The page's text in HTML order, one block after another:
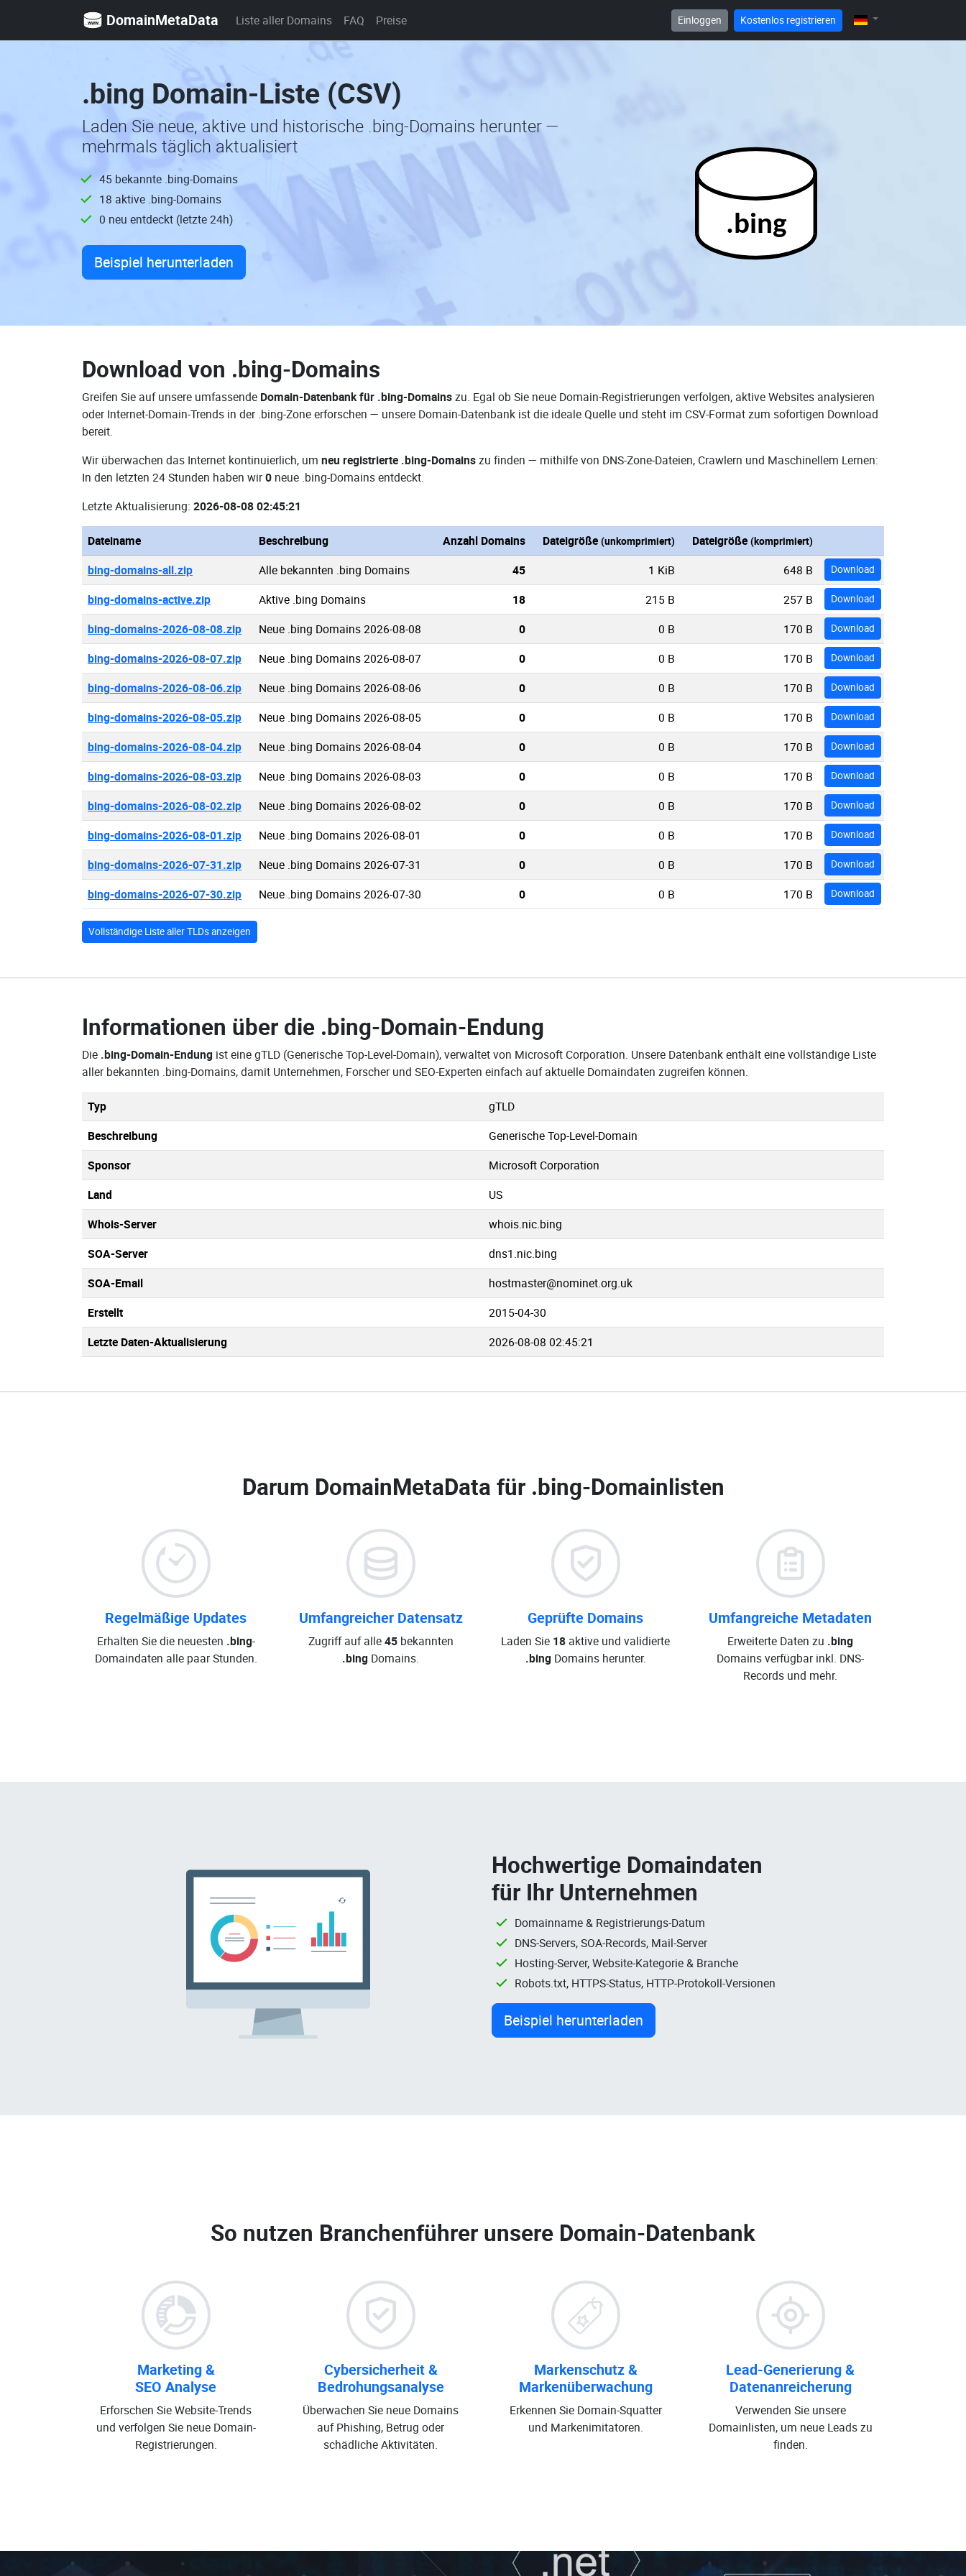
DomainMetaData Liste aller Domains FAQ Preise Einloggen Kostenlos registrieren
.bing Domain-Liste (CSV)
Laden Sie neue, aktive und historische .bing-Domains herunter —
mehrmals täglich aktualisiert
45 bekannte .bing-Domains
18 aktive .bing-Domains
0 neu entdeckt (letzte 24h)
Beispiel herunterladen
.bing
Download von .bing-Domains
Greifen Sie auf unsere umfassende Domain-Datenbank für .bing-Domainszu. Egal ob Sie neue Domain-Registrierungen verfolgen, aktive Websites analysieren
oder Internet-Domain-Trends in der .bing-Zone erforschen — unsere Domain-Datenbank ist die ideale Quelle und steht im CSV-Format zum sofortigen Download
bereit.
Wir überwachen das Internet kontinuierlich, um neu registrierte .bing-Domainszu finden — mithilfe von DNS-Zone-Dateien, Crawlern und Maschinellem Lernen:
In den letzten 24 Stunden haben wir0 neue .bing-Domains entdeckt.
Letzte Aktualisierung: 2026-08-08 02:45:21
Dateiname Beschreibung Anzahl Domains Dateigröße (unkomprimiert) Dateigröße (komprimiert)
bing-domains-all.zip Alle bekannten .bing Domains 45 1 KiB 648 B Download
bing-domains-active.zip Aktive .bing Domains 18 215 B 257 B Download
bing-domains-2026-08-08.zip Neue .bing Domains 2026-08-08 0 0 B 170 B Download
bing-domains-2026-08-07.zip Neue .bing Domains 2026-08-07 0 0 B 170 B Download
bing-domains-2026-08-06.zip Neue .bing Domains 2026-08-06 0 0 B 170 B Download
bing-domains-2026-08-05.zip Neue .bing Domains 2026-08-05 0 0 B 170 B Download
bing-domains-2026-08-04.zip Neue .bing Domains 2026-08-04 0 0 B 170 B Download
bing-domains-2026-08-03.zip Neue .bing Domains 2026-08-03 0 0 B 170 B Download
bing-domains-2026-08-02.zip Neue .bing Domains 2026-08-02 0 0 B 170 B Download
bing-domains-2026-08-01.zip Neue .bing Domains 2026-08-01 0 0 B 170 B Download
bing-domains-2026-07-31.zip Neue .bing Domains 2026-07-31 0 0 B 170 B Download
bing-domains-2026-07-30.zip Neue .bing Domains 2026-07-30 0 0 B 170 B Download
Vollständige Liste aller TLDs anzeigen
Informationen über die .bing-Domain-Endung
Die .bing-Domain-Endung ist eine gTLD (Generische Top-Level-Domain), verwaltet von Microsoft Corporation. Unsere Datenbank enthält eine vollständige Liste
aller bekannten .bing-Domains, damit Unternehmen, Forscher und SEO-Experten einfach auf aktuelle Domaindaten zugreifen können.
Typ
gTLD
Beschreibung
Generische Top-Level-Domain
Sponsor
Microsoft Corporation
Land
US
Whois-Server
whois.nic.bing
SOA-Server
dns1.nic.bing
SOA-Email
hostmaster@nominet.org.uk
Erstellt
2015-04-30
Letzte Daten-Aktualisierung
2026-08-08 02:45:21
Darum DomainMetaData für .bing-Domainlisten
Regelmäßige Updates
Erhalten Sie die neuesten .bing-
Domaindaten alle paar Stunden.
Umfangreicher Datensatz
Zugriff auf alle45bekannten
.bing Domains.
Geprüfte Domains
Laden Sie 18 aktive und validierte
.bingDomains herunter.
Umfangreiche Metadaten
Erweiterte Daten zu .bing
Domains verfügbar inkl. DNS-
Records und mehr.
Hochwertige Domaindaten
für Ihr Unternehmen
Domainname & Registrierungs-Datum
DNS-Servers, SOA-Records, Mail-Server
Hosting-Server, Website-Kategorie & Branche
Robots.txt, HTTPS-Status, HTTP-Protokoll-Versionen
Beispiel herunterladen
So nutzen Branchenführer unsere Domain-Datenbank
Marketing &
SEO Analyse
Erforschen Sie Website-Trends
und verfolgen Sie neue Domain-
Registrierungen.
Cybersicherheit &
Bedrohungsanalyse
Überwachen Sie neue Domains
auf Phishing, Betrug oder
schädliche Aktivitäten.
Markenschutz &
Markenüberwachung
Erkennen Sie Domain-Squatter
und Markenimitatoren.
Lead-Generierung &
Datenanreicherung
Verwenden Sie unsere
Domainlisten, um neue Leads zu
finden.